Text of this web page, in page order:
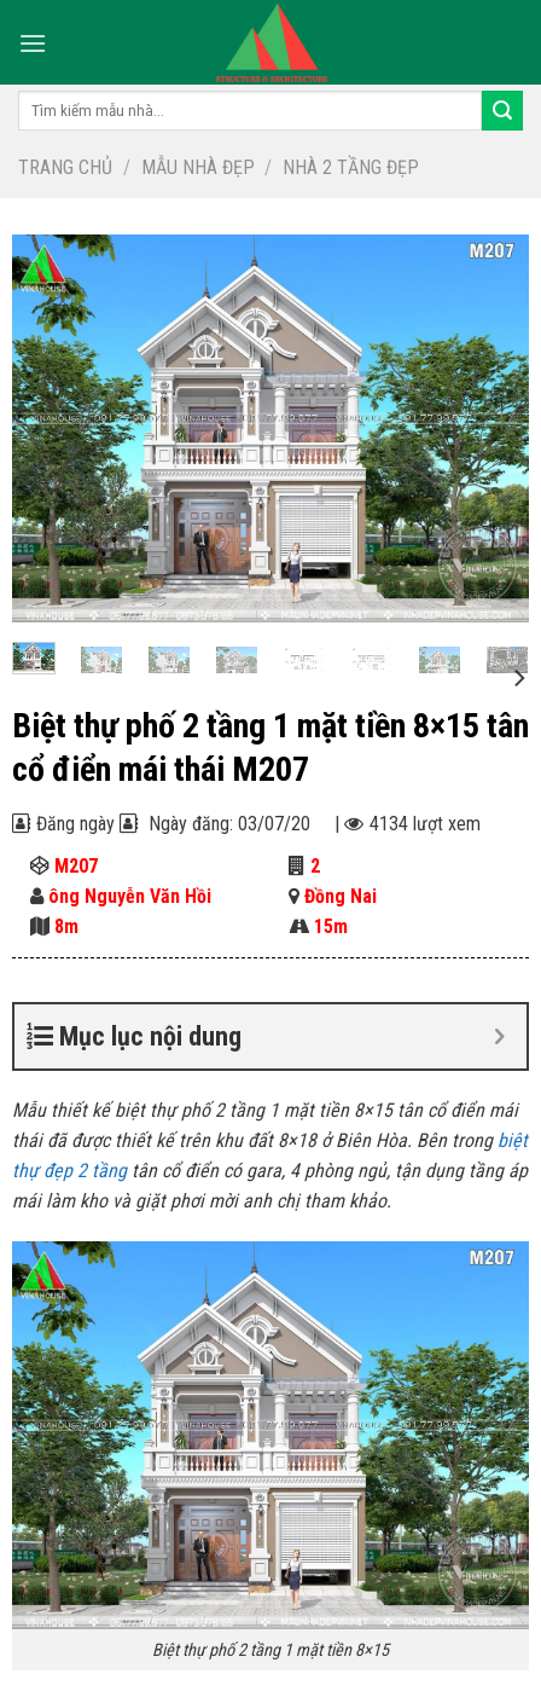
Tìm
TRANG CHỦ / MẪU NHÀ ĐẸP / NHÀ 2 TẦNG ĐẸP
Biệt thự phố 2 tầng 1 mặt tiền 8×15 tân
cổ điển mái thái M207
Đăng ngày Ngày đăng: 03/07/20 |
4134 lượt xem
M207
2
ông Nguyễn Văn Hồi
Đồng Nai
8m
15m
Mục lục nội dung
Mẫu thiết kế biệt thự phố 2 tầng 1 mặt tiền 8×15 tân cổ điển mái
thái đã được thiết kế trên khu đất 8×18 ở Biên Hòa. Bên trong biệt
thự đẹp 2 tầngtân cổ điển có gara, 4 phòng ngủ, tận dụng tầng áp
mái làm kho và giặt phơi mời anh chị tham khảo.
Biệt thự phố 2 tầng 1 mặt tiền 8×15